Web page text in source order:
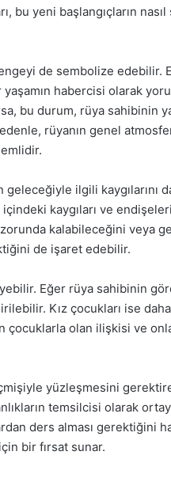
bu yeni başlangıçların
de sembolize edebilir.
habercisi olarak
bu durum, rüya sahibinin
rüyanın genel
ilgili kaygılarını
kaygıları ve
kalabileceğini veya
de işaret edebilir.
Eğer rüya sahibinin
Kız çocukları ise
olan ilişkisi ve
yüzleşmesini
temsilcisi olarak
ders alması gerektiğini
bir fırsat sunar.